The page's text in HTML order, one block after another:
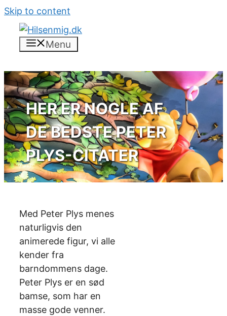
Skip to content
Menu
HER ER NOGLE AF
DE BEDSTE PETER
PLYS-CITATER
Med Peter Plys menes
naturligvis den
animerede figur, vi alle
kender fra
barndommens dage.
Peter Plys er en sød
bamse, som har en
masse gode venner.